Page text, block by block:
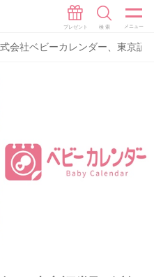
会社ベビーカレンダー、東京証